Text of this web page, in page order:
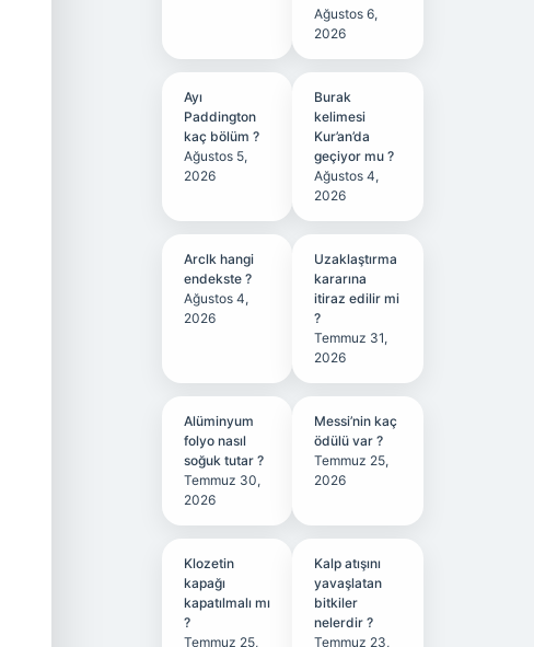
Ağustos 6,
2026
Ayı
Paddington
kaç bölüm ?
Ağustos 5,
2026
Burak
kelimesi
Kur’an’da
geçiyor mu ?
Ağustos 4,
2026
Arclk hangi
endekste ?
Ağustos 4,
2026
Uzaklaştırma
kararına
itiraz edilir mi
?
Temmuz 31,
2026
Alüminyum
folyo nasıl
soğuk tutar ?
Temmuz 30,
2026
Messi’nin kaç
ödülü var ?
Temmuz 25,
2026
Klozetin
kapağı
kapatılmalı mı
?
Temmuz 25,
Kalp atışını
yavaşlatan
bitkiler
nelerdir ?
Temmuz 23,